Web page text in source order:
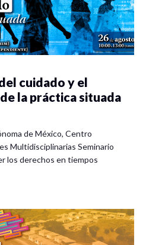
cuidado y el
la práctica situada
de México, Centro
Multidisciplinarias Seminario
los derechos en tiempos